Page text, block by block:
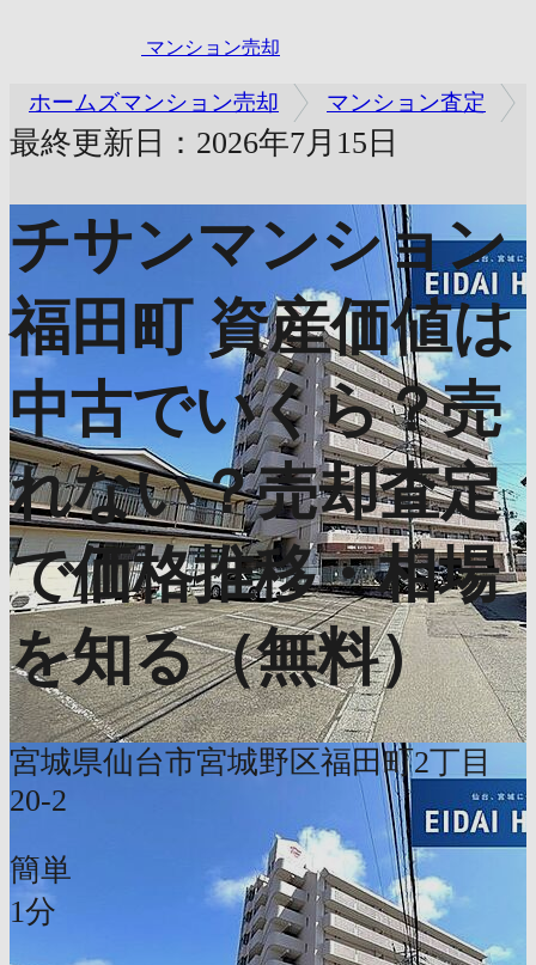
マンション売却
ホームズマンション売却 マンション査定
最終更新日：2026年7月15日
チサンマンション
福田町 資産価値は
中古でいくら？売
れない？売却査定
で価格推移・相場
を知る（無料）
宮城県仙台市宮城野区福田町2丁目
20-2
簡単
1分